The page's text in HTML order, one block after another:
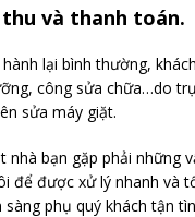
và thanh toán.
hành lại bình thường,
công sửa chữa…do
sửa máy giặt.
nhà bạn gặp phải những
để được xử lý nhanh và
sàng phụ quý khách tận